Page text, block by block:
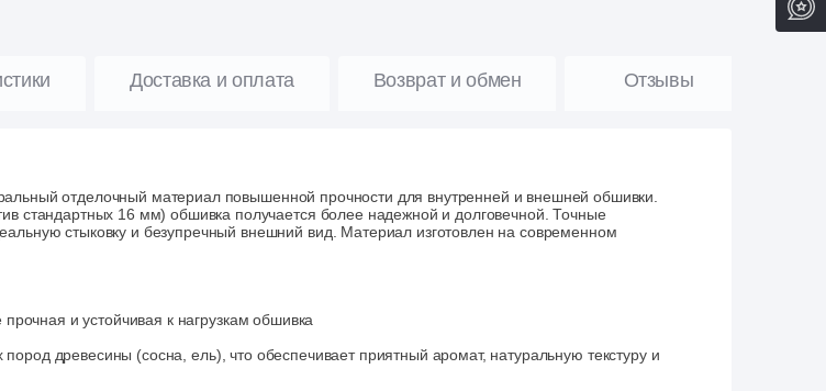
Доставка и оплата Возврат и обмен Отзывы
отделочный материал повышенной прочности для внутренней и внешней обшивки.
стандартных 16 мм) обшивка получается более надежной и долговечной. Точные
стыковку и безупречный внешний вид. Материал изготовлен на современном
и устойчивая к нагрузкам обшивка
пород древесины (сосна, ель), что обеспечивает приятный аромат, натуральную текстуру и